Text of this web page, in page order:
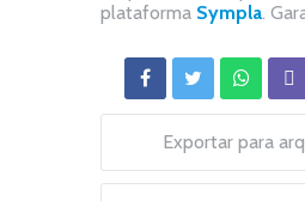
plataforma Sympla.
Exportar para